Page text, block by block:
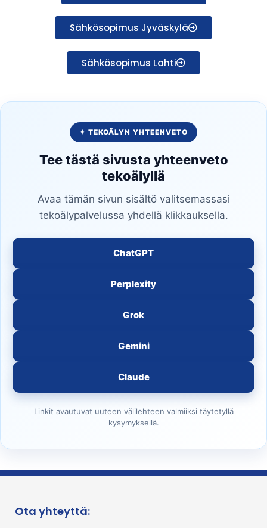
Sähkösopimus Jyväskylä
Sähkösopimus Lahti
✦ TEKOÄLYN YHTEENVETO
Tee tästä sivusta yhteenveto
tekoälyllä
Avaa tämän sivun sisältö valitsemassasi
tekoälypalvelussa yhdellä klikkauksella.
ChatGPT
Perplexity
Grok
Gemini
Claude
Linkit avautuvat uuteen välilehteen valmiiksi täytetyllä
kysymyksellä.
Ota yhteyttä: